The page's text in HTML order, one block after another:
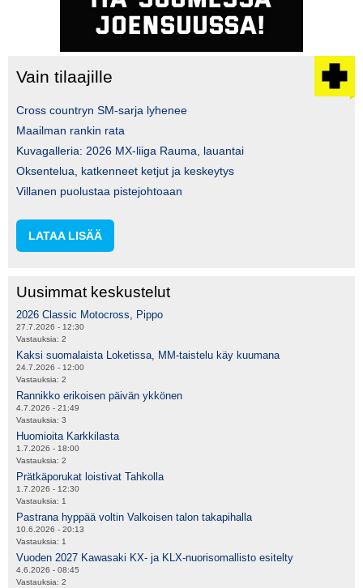
Vain tilaajille
Cross countryn SM-sarja lyhenee
Maailman rankin rata
Kuvagalleria: 2026 MX-liiga Rauma, lauantai
Oksentelua, katkenneet ketjut ja keskeytys
Villanen puolustaa pistejohtoaan
LATAA LISÄÄ
Uusimmat keskustelut
2026 Classic Motocross, Pippo
27.7.2026 - 12:30
Vastauksia: 2
Kaksi suomalaista Loketissa, MM-taistelu käy kuumana
24.7.2026 - 12:00
Vastauksia: 2
Rannikko erikoisen päivän ykkönen
4.7.2026 - 21:49
Vastauksia: 3
Huomioita Karkkilasta
1.7.2026 - 18:00
Vastauksia: 2
Prätkäporukat loistivat Tahkolla
1.7.2026 - 12:30
Vastauksia: 1
Pastrana hyppää voltin Valkoisen talon takapihalla
10.6.2026 - 20:13
Vastauksia: 1
Vuoden 2027 Kawasaki KX- ja KLX-nuorisomallisto esitelty
4.6.2026 - 08:45
Vastauksia: 2